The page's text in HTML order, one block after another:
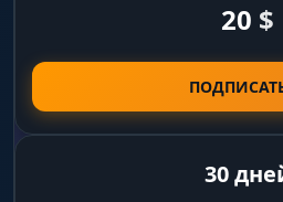
Создавай отдельные
Загружай нужный пресет за
20 $
30